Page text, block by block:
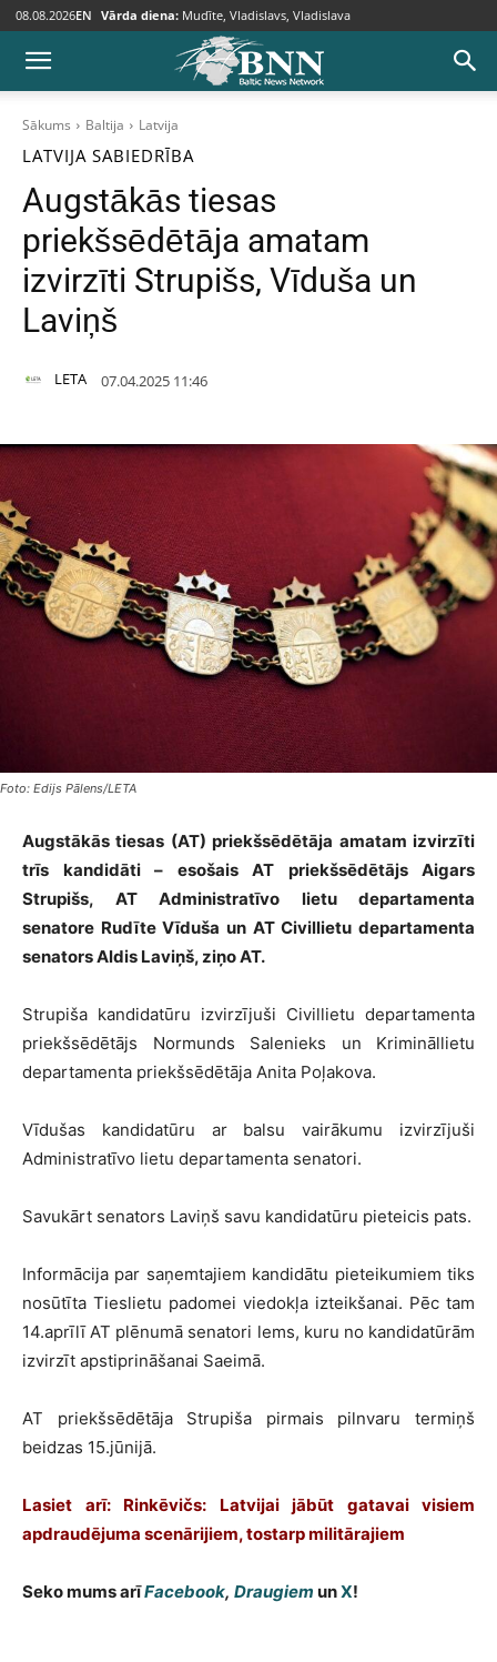
08.08.2026EN Vārda diena: Mudīte, Vladislavs, Vladislava
Sākums Baltija Latvija
LATVIJA SABIEDRĪBA
Augstākās tiesas
priekšsēdētāja amatam
izvirzīti Strupišs, Vīduša un
Laviņš
LETA 07.04.2025 11:46
Foto: Edijs Pālens/LETA
Augstākās tiesas (AT) priekšsēdētāja amatam izvirzīti
trīs kandidāti – esošais AT priekšsēdētājs Aigars
Strupišs, AT Administratīvo lietu departamenta
senatore Rudīte Vīduša un AT Civillietu departamenta
senators Aldis Laviņš, ziņo AT.
Strupiša kandidatūru izvirzījuši Civillietu departamenta
priekšsēdētājs Normunds Salenieks un Krimināllietu
departamenta priekšsēdētāja Anita Poļakova.
Vīdušas kandidatūru ar balsu vairākumu izvirzījuši
Administratīvo lietu departamenta senatori.
Savukārt senators Laviņš savu kandidatūru pieteicis pats.
Informācija par saņemtajiem kandidātu pieteikumiem tiks
nosūtīta Tieslietu padomei viedokļa izteikšanai. Pēc tam
14.aprīlī AT plēnumā senatori lems, kuru no kandidatūrām
izvirzīt apstiprināšanai Saeimā.
AT priekšsēdētāja Strupiša pirmais pilnvaru termiņš
beidzas 15.jūnijā.
Lasiet arī: Rinkēvičs: Latvijai jābūt gatavai visiem
apdraudējuma scenārijiem, tostarp militārajiem
Seko mums arīFacebook, Draugiem unX!